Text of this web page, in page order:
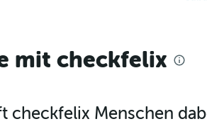
nach Oranjestad
nach Montego Bay
nach Gregory Town
mit checkfelix
checkfelix Menschen